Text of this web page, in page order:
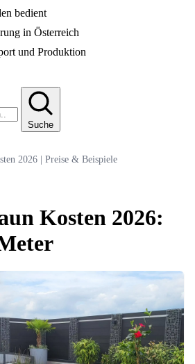
bedient
in Österreich
und Produktion
Suche
2026 | Preise & Beispiele
Kosten 2026: